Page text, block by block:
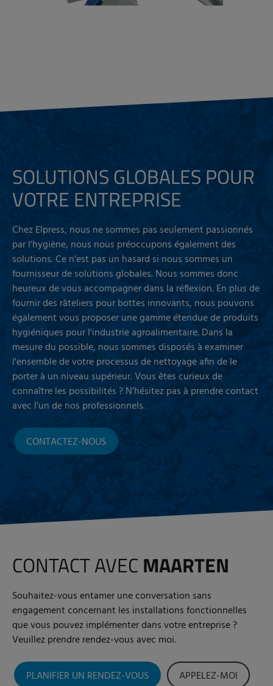
SOLUTIONS GLOBALES POUR
VOTRE ENTREPRISE
Chez Elpress, nous ne sommes pas seulement passionnés
par l'hygiène, nous nous préoccupons également des
solutions. Ce n'est pas un hasard si nous sommes un
fournisseur de solutions globales. Nous sommes donc
heureux de vous accompagner dans la réflexion. En plus de
fournir des râteliers pour bottes innovants, nous pouvons
également vous proposer une gamme étendue de produits
hygiéniques pour l'industrie agroalimentaire. Dans la
mesure du possible, nous sommes disposés à examiner
l'ensemble de votre processus de nettoyage afin de le
porter à un niveau supérieur. Vous êtes curieux de
connaître les possibilités ? N’hésitez pas à prendre contact
avec l'un de nos professionnels.
CONTACTEZ-NOUS
CONTACT AVEC MAARTEN
Souhaitez-vous entamer une conversation sans
engagement concernant les installations fonctionnelles
que vous pouvez implémenter dans votre entreprise ?
Veuillez prendre rendez-vous avec moi.
PLANIFIER UN RENDEZ-VOUS APPELEZ-MOI